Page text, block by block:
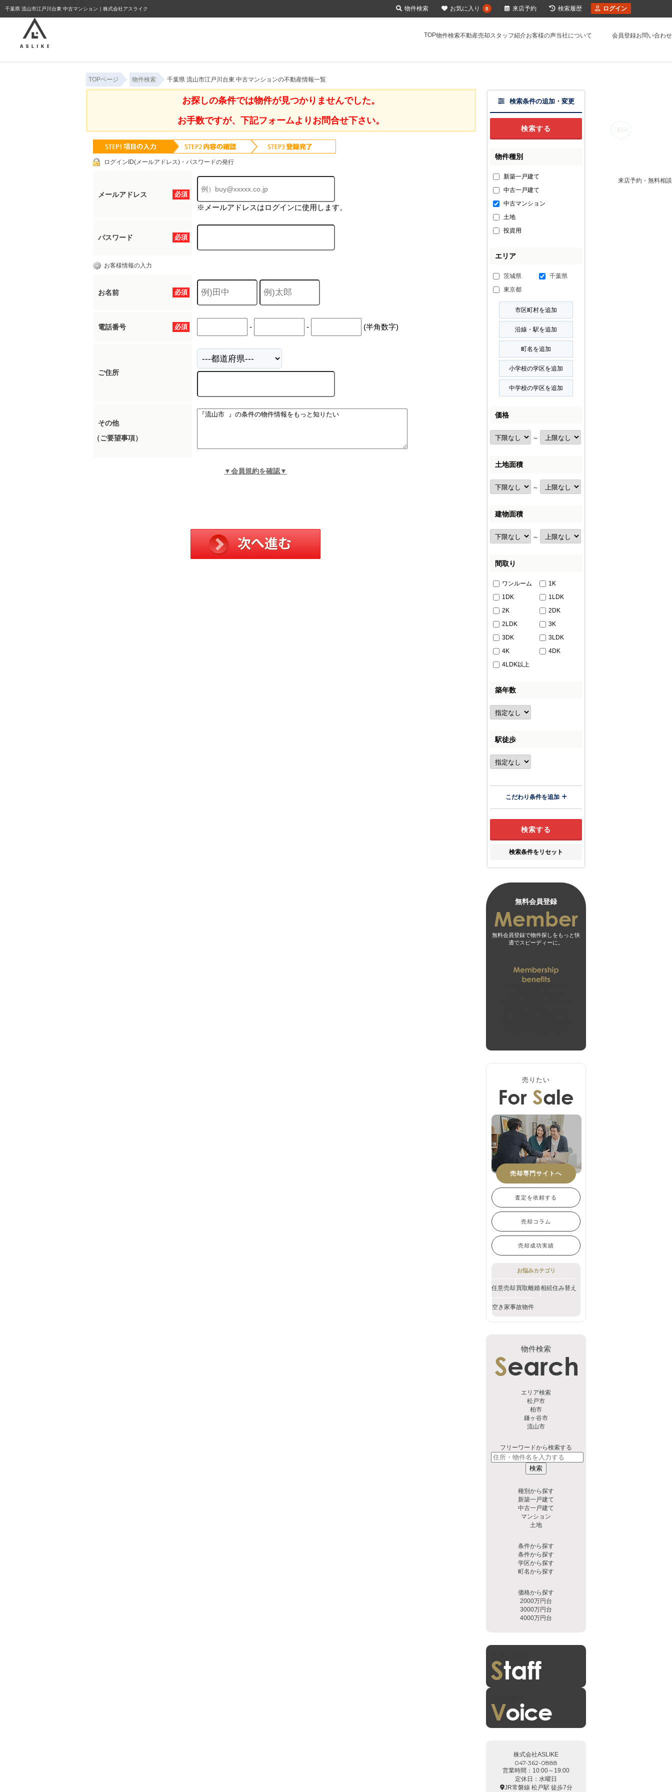
千葉県 流山市江戸川台東 中古マンション｜株式会社アスライク
TOP物件検索不動産売却スタッフ紹介お客様の声当社について 会員登録お問い合わせ
来店予約・無料相談
TOPページ 物件検索 千葉県 流山市江戸川台東 中古マンションの不動産情報一覧
お探しの条件では物件が見つかりませんでした。
お手数ですが、下記フォームよりお問合せ下さい。
ログインID(メールアドレス)・パスワードの発行
必須
メールアドレス
※メールアドレスはログインに使用します。
必須
パスワード
お客様情報の入力
必須
お名前
必須
電話番号 - - (半角数字)
ご住所
その他
（ご要望事項）
▼会員規約を確認▼
検索条件の追加・変更
物件種別
新築一戸建て
中古一戸建て
中古マンション
土地
投資用
エリア
茨城県
千葉県
東京都
価格
～
土地面積
～
建物面積
～
間取り
ワンルーム
1K
1DK
1LDK
2K
2DK
2LDK
3K
3DK
3LDK
4K
4DK
4LDK以上
築年数
駅徒歩
こだわり条件を追加
検索条件をリセット
無料会員登録
無料会員登録で物件探しをもっと快
適でスピーディーに。
売りたい
売却専門サイトへ
査定を依頼する
売却コラム
売却成功実績
お悩みカテゴリ
任意売却 買取離婚相続住み替え
空き家事故物件
物件検索
エリア検索
松戸市
柏市
鎌ヶ谷市
流山市
フリーワードから検索する
検索
種別から探す
新築一戸建て
中古一戸建て
マンション
土地
条件から探す
条件から探す
学区から探す
町名から探す
価格から探す
2000万円台
3000万円台
4000万円台
株式会社ASLIKE
047-362-0888
営業時間：10:00～19:00
定休日：水曜日
JR常磐線 松戸駅 徒歩7分
物件検索 お気に入り 0 来店予約 検索履歴 ログイン